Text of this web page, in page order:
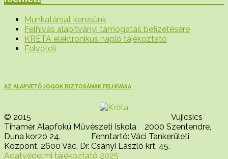
Munkatársat keresünk
Felhívás alapítványi támogatás befizetésére
KRÉTA elektronikus napló tájékoztató
Felvételi
AZ ALAPVETŐ JOGOK BIZTOSÁNAK FELHÍVÁSA
© 2015 Vujicsics
Tihamér Alapfokú Művészeti Iskola 2000 Szentendre,
Duna korzó 24. Fenntartó: Váci Tankerületi
Központ, 2600 Vác, Dr. Csányi László krt. 45.
Adatvédelmi tájékoztató 2025